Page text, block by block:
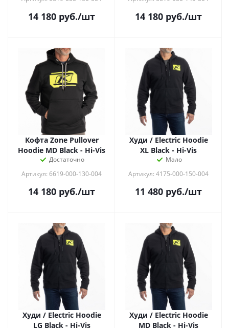
14 180 руб./шт 14 180 руб./шт
Кофта Zone Pullover
Hoodie MD Black - Hi-Vis
Достаточно
Артикул: 6619-000-130-004
14 180 руб./шт
Худи / Electric Hoodie
XL Black - Hi-Vis
Мало
Артикул: 4175-000-150-004
11 480 руб./шт
Худи / Electric Hoodie
LG Black - Hi-Vis
Худи / Electric Hoodie
MD Black - Hi-Vis